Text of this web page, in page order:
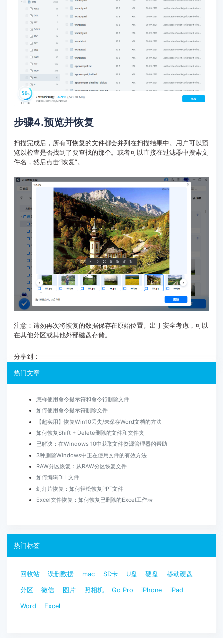
步骤4.预览并恢复
扫描完成后，所有可恢复的文件都会并列在扫描结果中。用户可以预
览以检查是否找到了要查找的那个。或者可以直接在过滤器中搜索文
件名，然后点击“恢复”。
注意：请勿再次将恢复的数据保存在原始位置。出于安全考虑，可以
在其他分区或其他外部磁盘存储。
分享到：
热门文章
怎样使用命令提示符和命令行删除文件
如何使用命令提示符删除文件
【超实用】恢复Win10丢失/未保存Word文档的方法
如何恢复Shift + Delete删除的文件和文件夹
已解决：在Windows 10中获取文件资源管理器的帮助
3种删除Windows中正在使用文件的有效方法
RAW分区恢复：从RAW分区恢复文件
如何编辑DLL文件
幻灯片恢复：如何轻松恢复PPT文件
Excel文件恢复：如何恢复已删除的Excel工作表
热门标签
回收站 误删数据 mac SD卡 U盘 硬盘 移动硬盘
分区 微信 图片 照相机 Go Pro iPhone iPad
Word Excel